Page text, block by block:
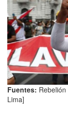
Fuentes:
Lima]